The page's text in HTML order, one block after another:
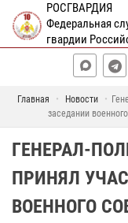
РОСГВАРДИЯ
Федеральная
гвардии
Главная Новости
заседании
ГЕНЕРАЛ-
ПРИНЯЛ
ВОЕННОГО